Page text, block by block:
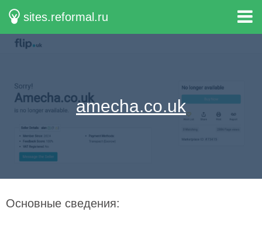
sites.reformal.ru
amecha.co.uk
Основные сведения: